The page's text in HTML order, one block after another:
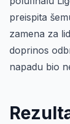
preispita
zamena za
doprinos
napadu bio